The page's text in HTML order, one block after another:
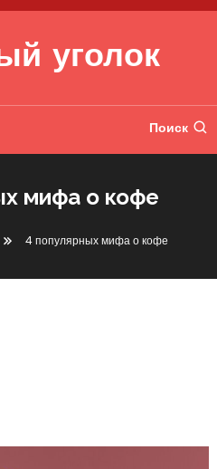
уголок
Поиск
мифа о кофе
4 популярных мифа о кофе